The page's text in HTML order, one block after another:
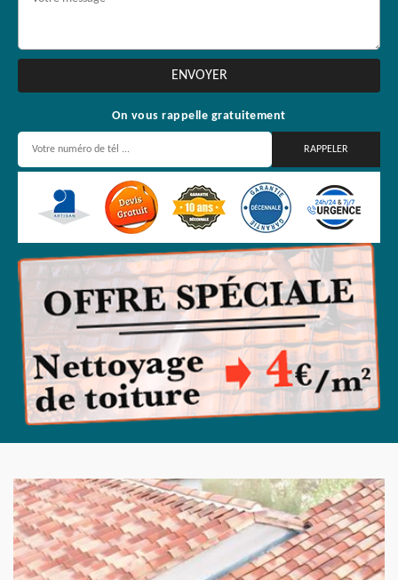
On vous rappelle gratuitement